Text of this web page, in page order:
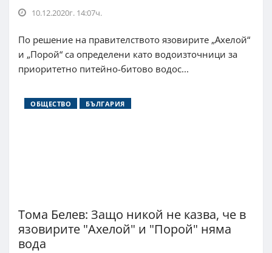
10.12.2020г. 14:07ч.
По решение на правителството язовирите „Ахелой“
и „Порой“ са определени като водоизточници за
приоритетно питейно-битово водос...
ОБЩЕСТВО БЪЛГАРИЯ
Тома Белев: Защо никой не казва, че в
язовирите "Ахелой" и "Порой" няма
вода